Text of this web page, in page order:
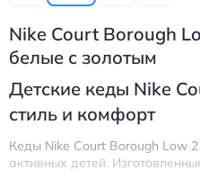
Nike Court Borough
белые с золотым
Детские кеды Nike
стиль и комфорт
Кеды Nike Court Borough Low
активных детей.